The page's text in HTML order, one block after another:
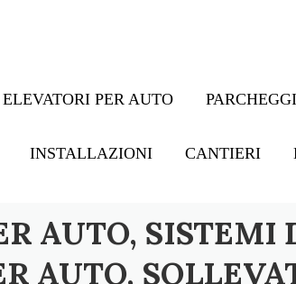
ELEVATORI PER AUTO
INSTALLAZIONI CANTIERI
AUTO,
AUTO,